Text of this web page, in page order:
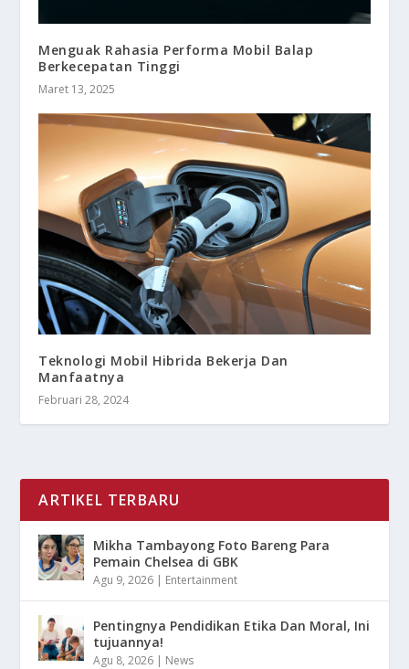
Menguak Rahasia Performa Mobil Balap
Berkecepatan Tinggi
Maret 13, 2025
Teknologi Mobil Hibrida Bekerja Dan
Manfaatnya
Februari 28, 2024
ARTIKEL TERBARU
Mikha Tambayong Foto Bareng Para
Pemain Chelsea di GBK
Agu 9, 2026 | Entertainment
Pentingnya Pendidikan Etika Dan Moral, Ini
tujuannya!
Agu 8, 2026 | News